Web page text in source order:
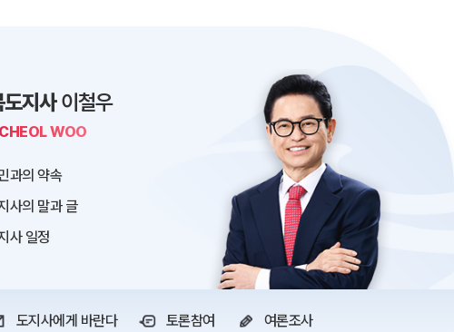
지사이철우
WOO
과의 약속
사의 말과 글
사 일정
도지사에게 바란다 토론참여 여론조사